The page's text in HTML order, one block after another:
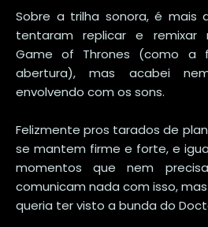
Sobre a trilha sonora, é mais
tentaram replicar e remixar
Game of Thrones (como a
abertura), mas acabei
envolvendo com os sons.
Felizmente pros tarados de
se mantem firme e forte, e
momentos que nem
comunicam nada com isso,
queria ter visto a bunda do